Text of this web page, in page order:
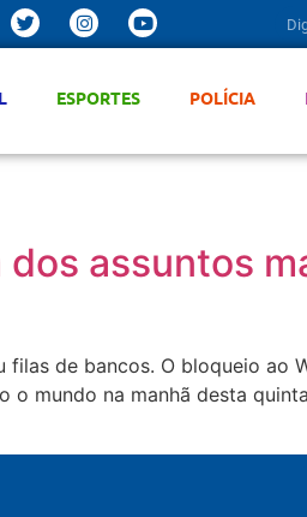
ESPORTES POLÍCIA
assuntos
filas de bancos. O bloqueio ao
mundo na manhã desta